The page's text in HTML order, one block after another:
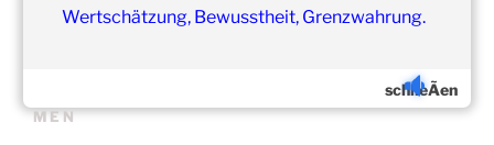
ERFAHRUNGSBERICHTE/TEILNEHMERSTIM
MEN
schlieÃen
Wertschätzung, Bewusstheit, Grenzwahrung.